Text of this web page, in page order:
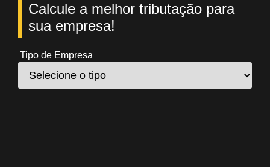
Calcule a melhor tributação para
sua empresa!
Tipo de Empresa